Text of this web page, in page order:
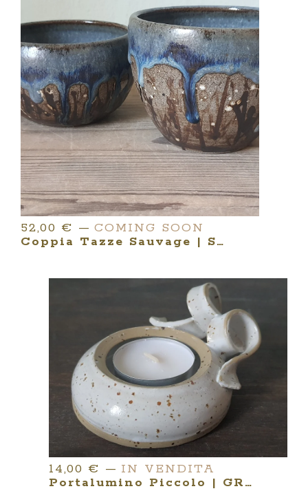
52,00 € — COMING SOON
Coppia Tazze Sauvage | Serie YUNOMI
14,00 € — IN VENDITA
Portalumino Piccolo | GRÈS